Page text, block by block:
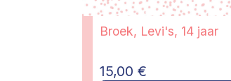
Broek, Levi's, 14 jaar
15,00 €